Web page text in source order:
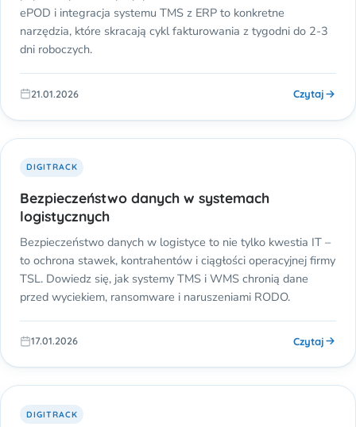
ePOD i integracja systemu TMS z ERP to konkretne
narzędzia, które skracają cykl fakturowania z tygodni do 2-3
dni roboczych.
21.01.2026 Czytaj
DIGITRACK
Bezpieczeństwo danych w systemach
logistycznych
Bezpieczeństwo danych w logistyce to nie tylko kwestia IT –
to ochrona stawek, kontrahentów i ciągłości operacyjnej firmy
TSL. Dowiedz się, jak systemy TMS i WMS chronią dane
przed wyciekiem, ransomware i naruszeniami RODO.
17.01.2026 Czytaj
DIGITRACK